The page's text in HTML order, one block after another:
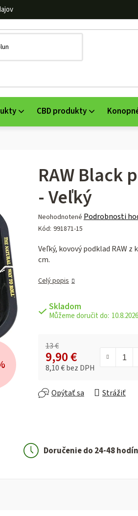
CBD produkty
RAW Black
- Veľký
Priemerné
hodnotenie
je
0,0
hviezdičiek.
Neohodnotené Podrobnosti
Kód: 991871-15
Veľký, kovový podklad RAW
cm.
Celý popis
Skladom
10.8.2026
13 €
9,90 €
8,10 € bez DPH
Opýtať sa Strážiť
Doručenie do 24-48 hodín